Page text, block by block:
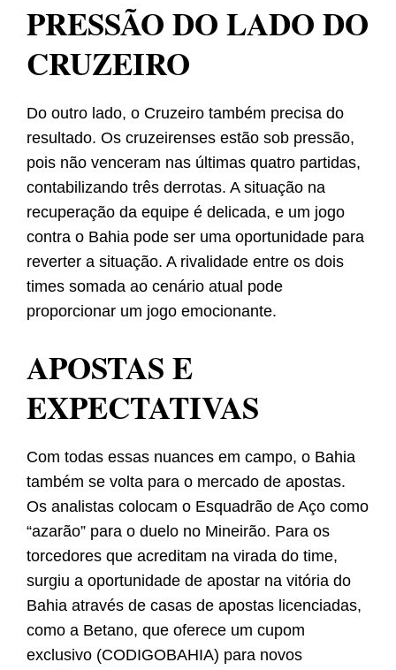
PRESSÃO DO LADO DO
CRUZEIRO
Do outro lado, o Cruzeiro também precisa do
resultado. Os cruzeirenses estão sob pressão,
pois não venceram nas últimas quatro partidas,
contabilizando três derrotas. A situação na
recuperação da equipe é delicada, e um jogo
contra o Bahia pode ser uma oportunidade para
reverter a situação. A rivalidade entre os dois
times somada ao cenário atual pode
proporcionar um jogo emocionante.
APOSTAS E
EXPECTATIVAS
Com todas essas nuances em campo, o Bahia
também se volta para o mercado de apostas.
Os analistas colocam o Esquadrão de Aço como
“azarão” para o duelo no Mineirão. Para os
torcedores que acreditam na virada do time,
surgiu a oportunidade de apostar na vitória do
Bahia através de casas de apostas licenciadas,
como a Betano, que oferece um cupom
exclusivo (CODIGOBAHIA) para novos